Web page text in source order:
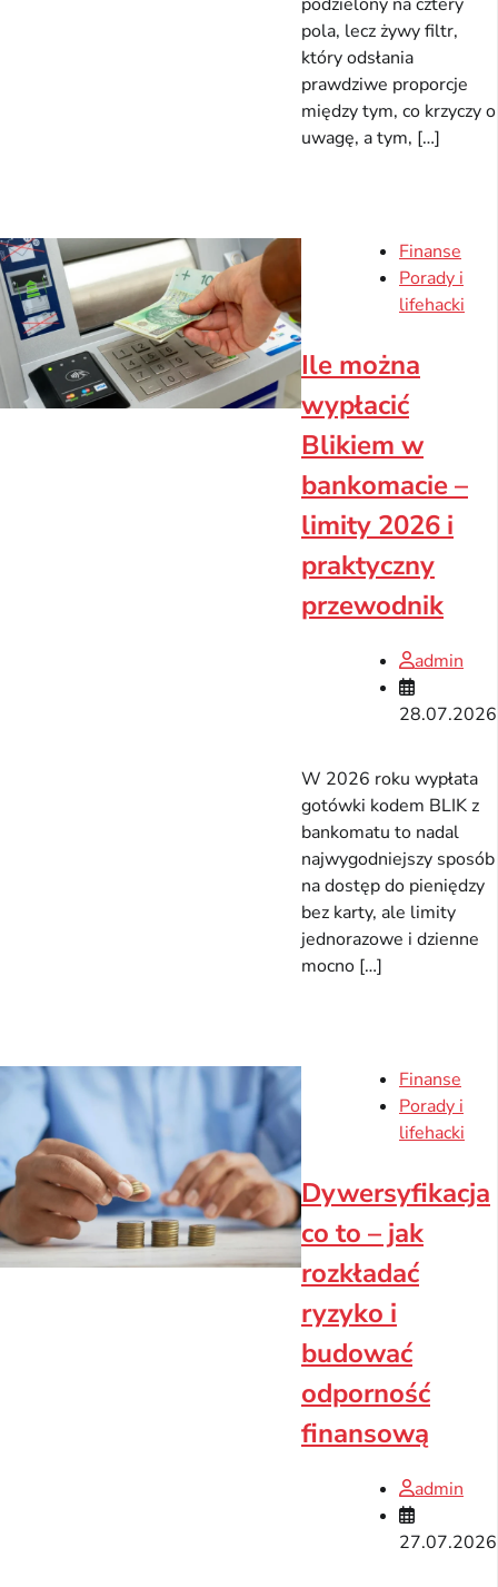
pola, lecz żywy filtr,
który odsłania
prawdziwe proporcje
między tym, co krzyczy o
uwagę, a tym, […]
Finanse
Porady i
lifehacki
Ile można
wypłacić
Blikiem w
bankomacie –
limity 2026 i
praktyczny
przewodnik
admin
28.07.2026
W 2026 roku wypłata
gotówki kodem BLIK z
bankomatu to nadal
najwygodniejszy sposób
na dostęp do pieniędzy
bez karty, ale limity
jednorazowe i dzienne
mocno […]
Finanse
Porady i
lifehacki
Dywersyfikacja
co to – jak
rozkładać
ryzyko i
budować
odporność
finansową
admin
27.07.2026